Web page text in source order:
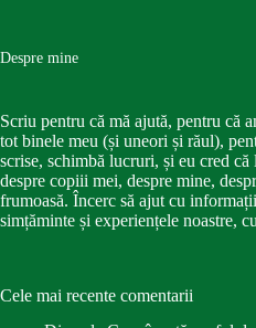
Despre mine
Scriu pentru că mă ajută, pentru că
tot binele meu (și uneori și răul),
scrise, schimbă lucruri, și eu cred
despre copiii mei, despre mine,
frumoasă. Încerc să ajut cu
simțăminte și experiențele noastre,
Cele mai recente comentarii